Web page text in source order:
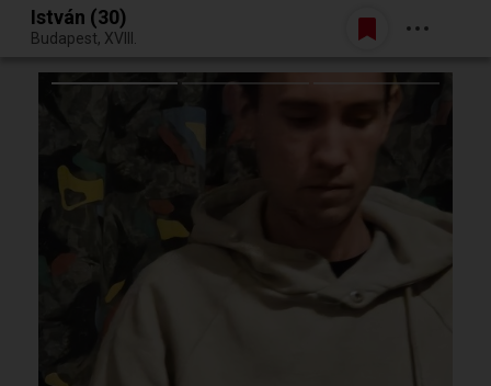
Egy jó randiból bármi lehet.
Belépés
István (30)
Budapest, XVIII.